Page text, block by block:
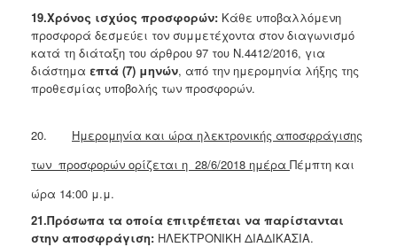
19.Χρόνος ισχύος προσφορών: Κάθε υποβαλλόμενη
προσφορά δεσμεύει τον συμμετέχοντα στον διαγωνισμό
κατά τη διάταξη του άρθρου 97 του Ν.4412/2016, για
διάστημα επτά (7) μηνών, από την ημερομηνία λήξης της
προθεσμίας υποβολής των προσφορών.
20. Ημερομηνία και ώρα ηλεκτρονικής αποσφράγισης
των προσφορών ορίζεται η 28/6/2018 ημέρα Πέμπτη και
ώρα 14:00 μ.μ.
21.Πρόσωπα τα οποία επιτρέπεται να παρίστανται
στην αποσφράγιση: ΗΛΕΚΤΡΟΝΙΚΗ ΔΙΑΔΙΚΑΣΙΑ.